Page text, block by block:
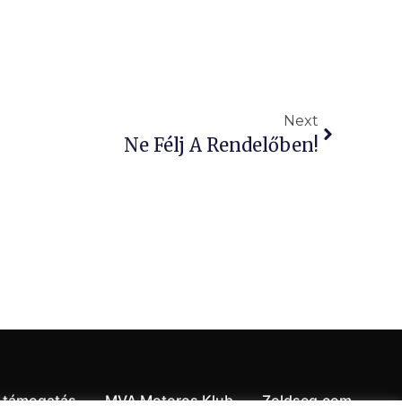
Next
Ne Félj A Rendelőben!
MVA Motoros Klub Zoldseg.com